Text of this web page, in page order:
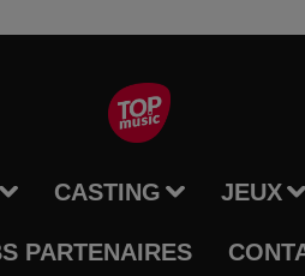
CASTING JEUX
PARTENAIRES